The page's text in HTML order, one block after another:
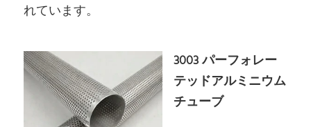
れています。
3003 パーフォレー
テッドアルミニウム
チューブ